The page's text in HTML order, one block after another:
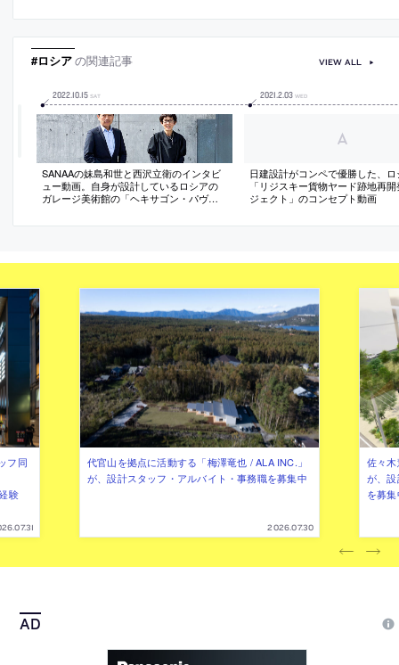
住宅「Residence n. n」の写真と図面
#ロシアの関連記事
2022.10.15 SAT
SANAAの妹島和世と西沢立衛のインタビ
ュー動画。自身が設計しているロシアの
ガレージ美術館の「ヘキサゴン・パヴィ
2021.2.03 WED
日建設計がコンペで優勝した、ロ
「リジスキー貨物ヤード跡地再
ジェクト」のコンセプト動画
VIEW ALL
フ同
験
代官山を拠点に活動する「梅澤竜也 / ALA INC.」
が、設計スタッフ・アルバイト・事務職を募集中
2026.07.30
佐々
が、
を募